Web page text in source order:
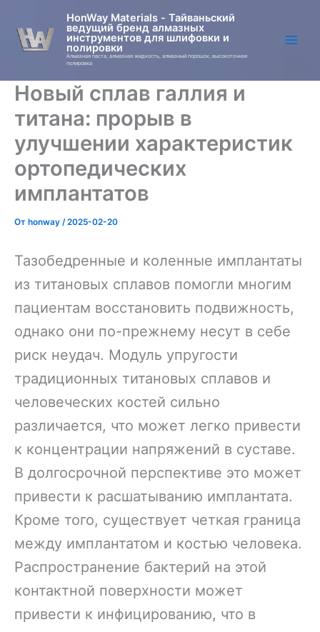
содержимому
HonWay Materials - Тайваньский
ведущий бренд алмазных
инструментов для шлифовки и
полировки
Алмазная паста, алмазная жидкость, алмазный порошок, высокоточная
полировка
Новый сплав галлия и
титана: прорыв в
улучшении характеристик
ортопедических
имплантатов
От honway /2025-02-20
Тазобедренные и коленные имплантаты
из титановых сплавов помогли многим
пациентам восстановить подвижность,
однако они по-прежнему несут в себе
риск неудач. Модуль упругости
традиционных титановых сплавов и
человеческих костей сильно
различается, что может легко привести
к концентрации напряжений в суставе.
В долгосрочной перспективе это может
привести к расшатыванию имплантата.
Кроме того, существует четкая граница
между имплантатом и костью человека.
Распространение бактерий на этой
контактной поверхности может
привести к инфицированию, что в